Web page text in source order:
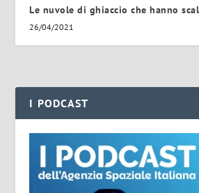
Le nuvole di ghiaccio che hanno
26/04/2021
I PODCAST